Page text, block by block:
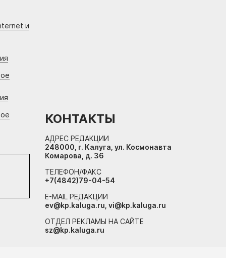
и
КОНТАКТЫ
АДРЕС РЕДАКЦИИ
248000, г. Калуга, ул. Космонавта
Комарова, д. 36
ТЕЛЕФОН/ФАКС
+7(4842)79-04-54
E-MAIL РЕДАКЦИИ
ev@kp.kaluga.ru, vi@kp.kaluga.ru
ОТДЕЛ РЕКЛАМЫ НА САЙТЕ
sz@kp.kaluga.ru